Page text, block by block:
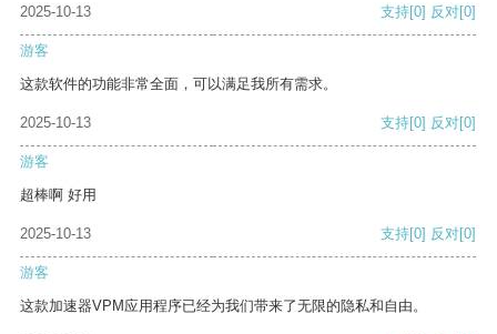
2025-10-13 支持[0] 反对[0]
游客
这款软件的功能非常全面，可以满足我所有需求。
2025-10-13 支持[0] 反对[0]
游客
超棒啊 好用
2025-10-13 支持[0] 反对[0]
游客
这款加速器VPM应用程序已经为我们带来了无限的隐私和自由。